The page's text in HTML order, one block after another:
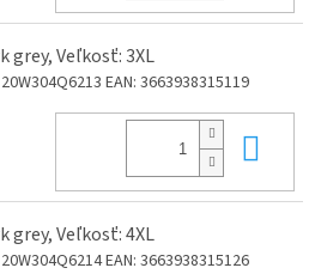
grey, Veľkosť: 3XL
EAN: 3663938315119
grey, Veľkosť: 4XL
EAN: 3663938315126